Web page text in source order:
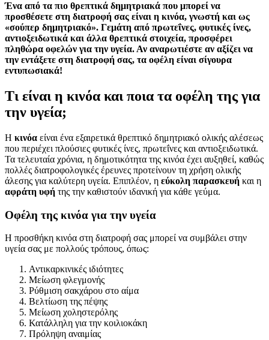
Ένα από τα πιο θρεπτικά δημητριακά που μπορεί να
προσθέσετε στη διατροφή σας είναι η κινόα, γνωστή και ως
«σούπερ δημητριακό». Γεμάτη από πρωτεΐνες, φυτικές ίνες,
αντιοξειδωτικά και άλλα θρεπτικά στοιχεία, προσφέρει
πληθώρα οφελών για την υγεία. Αν αναρωτιέστε αν αξίζει να
την εντάξετε στη διατροφή σας, τα οφέλη είναι σίγουρα
εντυπωσιακά!
Τι είναι η κινόα και ποια τα οφέλη της για
την υγεία;
Η κινόα είναι ένα εξαιρετικά θρεπτικό δημητριακό ολικής αλέσεως
που περιέχει πλούσιες φυτικές ίνες, πρωτεΐνες και αντιοξειδωτικά.
Τα τελευταία χρόνια, η δημοτικότητα της κινόα έχει αυξηθεί, καθώς
πολλές διατροφολογικές έρευνες προτείνουν τη χρήση ολικής
άλεσης για καλύτερη υγεία. Επιπλέον, η εύκολη παρασκευή και η
αφράτη υφή της την καθιστούν ιδανική για κάθε γεύμα.
Οφέλη της κινόα για την υγεία
Η προσθήκη κινόα στη διατροφή σας μπορεί να συμβάλει στην
υγεία σας με πολλούς τρόπους, όπως:
Αντικαρκινικές ιδιότητες
Μείωση φλεγμονής
Ρύθμιση σακχάρου στο αίμα
Βελτίωση της πέψης
Μείωση χοληστερόλης
Κατάλληλη για την κοιλιοκάκη
Πρόληψη αναιμίας